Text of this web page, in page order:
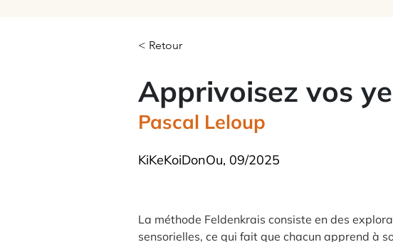
< Retour
Apprivoisez vos
Pascal Leloup
KiKeKoiDonOu, 09/2025
La méthode Feldenkrais consiste en des
sensorielles, ce qui fait que chacun apprend à